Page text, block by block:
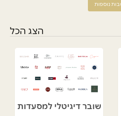
נוספות
הצג הכל
שובר דיגיטלי למסעדות